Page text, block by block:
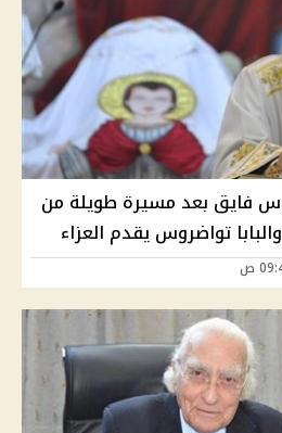
فايق بعد مسيرة طويلة من
تواضروس يقدم العزاء